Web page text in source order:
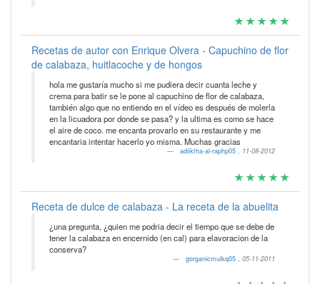
Recetas de autor con Enrique Olvera - Capuchino de flor
de calabaza, huitlacoche y de hongos
hola me gustaría mucho si me pudiera decir cuanta leche y
crema para batir se le pone al capuchino de flor de calabaza,
también algo que no entiendo en el vídeo es después de molerla
en la licuadora por donde se pasa? y la ultima es como se hace
el aire de coco. me encanta provarlo en su restaurante y me
encantaria intentar hacerlo yo misma. Muchas gracias
adiiktha-al-raphp05 , 11-08-2012
Receta de dulce de calabaza - La receta de la abuelita
¿una pregunta, ¿quien me podria decir el tiempo que se debe de
tener la calabaza en encernido (en cal) para elavoracion de la
conserva?
gorganicmulkq05 , 05-11-2011